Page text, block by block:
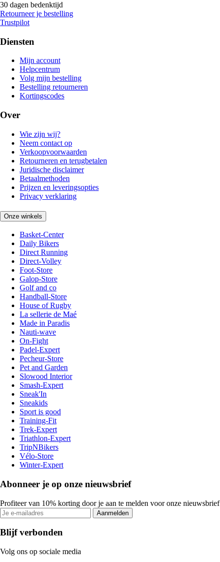
30 dagen bedenktijd
Retourneer je bestelling
Trustpilot
Diensten
Mijn account
Helpcentrum
Volg mijn bestelling
Bestelling retourneren
Kortingscodes
Over
Wie zijn wij?
Neem contact op
Verkoopvoorwaarden
Retourneren en terugbetalen
Juridische disclaimer
Betaalmethoden
Prijzen en leveringsopties
Privacy verklaring
Onze winkels
Basket-Center
Daily Bikers
Direct Running
Direct-Volley
Foot-Store
Galop-Store
Golf and co
Handball-Store
House of Rugby
La sellerie de Maé
Made in Paradis
Nauti-wave
On-Fight
Padel-Expert
Pecheur-Store
Pet and Garden
Slowood Interior
Smash-Expert
Sneak'In
Sneakids
Sport is good
Training-Fit
Trek-Expert
Triathlon-Expert
TripNBikers
Vélo-Store
Winter-Expert
Abonneer je op onze nieuwsbrief
Profiteer van 10% korting door je aan te melden voor onze nieuwsbrief
Aanmelden
Blijf verbonden
Volg ons op sociale media